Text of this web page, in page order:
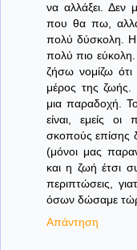
να αλλάξει. Δεν
που θα πω,
πολύ δύσκολη. Η
πολύ πιο
ζήσω νομίζω
μέρος της ζωής.
μια παραδοχή.
είναι, εμείς οι
σκοπούς επίσης
(μόνοι μας
και η ζωή έτσι
περιπτώσεις,
όσων δώσαμε
Απάντηση